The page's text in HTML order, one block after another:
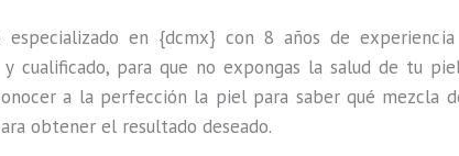
especializado en {dcmx} con 8 años de
cualificado, para que no expongas la salud de tu
a la perfección la piel para saber qué
obtener el resultado deseado.